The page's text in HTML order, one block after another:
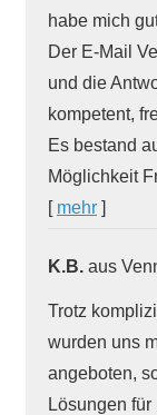
habe mich
Der E-Mail
und die
kompetent,
Es bestand
Möglichkeit
[ mehr ]
K.B. aus
Trotz
wurden uns
angeboten,
Lösungen